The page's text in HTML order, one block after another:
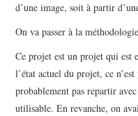
d’une image, soit à partir
On va passer à la
Ce projet est un projet qui est
l’état actuel du projet, ce
probablement pas repartir
utilisable. En revanche, on